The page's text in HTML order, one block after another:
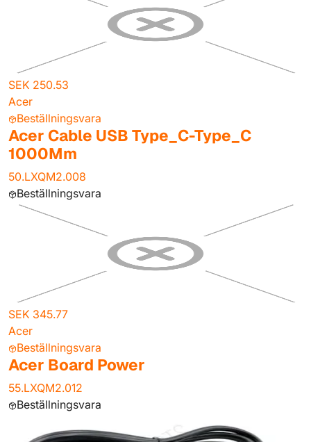
SEK 250.53
Acer
Beställningsvara
Acer Cable USB Type_C-Type_C
1000Mm
50.LXQM2.008
Beställningsvara
SEK 345.77
Acer
Beställningsvara
Acer Board Power
55.LXQM2.012
Beställningsvara